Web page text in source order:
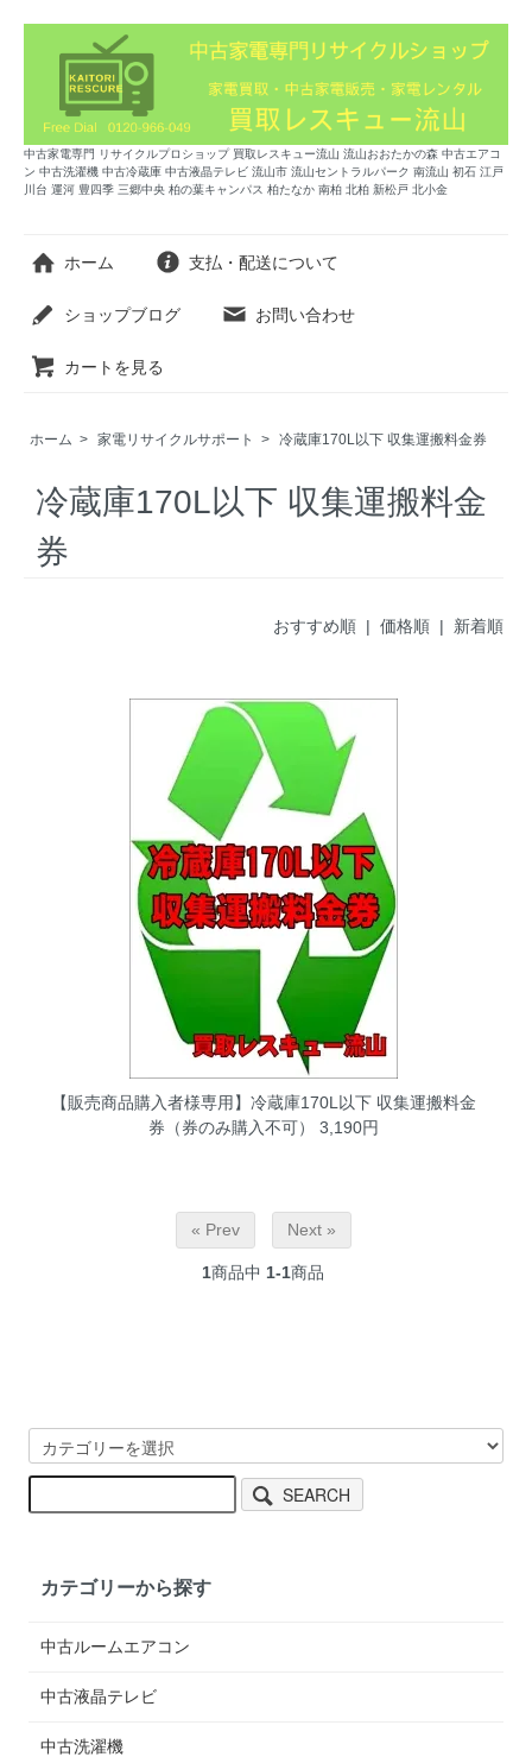
中古家電専門 リサイクルプロショップ 買取レスキュー流山 流山おおたかの森 中古エアコ
ン 中古洗濯機 中古冷蔵庫 中古液晶テレビ 流山市 流山セントラルパーク 南流山 初石 江戸
川台 運河 豊四季 三郷中央 柏の葉キャンパス 柏たなか 南柏 北柏 新松戸 北小金
ホーム 支払・配送について
ショップブログ お問い合わせ
カートを見る
ホーム > 家電リサイクルサポート > 冷蔵庫170L以下 収集運搬料金券
冷蔵庫170L以下 収集運搬料金
券
おすすめ順 | 価格順| 新着順
【販売商品購入者様専用】冷蔵庫170L以下 収集運搬料金
券（券のみ購入不可）
3,190円
« Prev Next »
1商品中 1-1商品
SEARCH
カテゴリーから探す
中古ルームエアコン
中古液晶テレビ
中古洗濯機